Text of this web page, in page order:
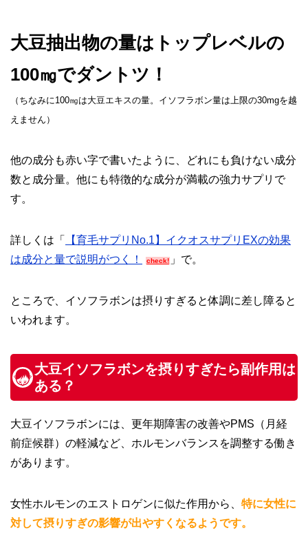
大豆抽出物の量はトップレベルの
100㎎でダントツ！
（ちなみに100㎎は大豆エキスの量。イソフラボン量は上限の30mgを越
えません）
他の成分も赤い字で書いたように、どれにも負けない成分
数と成分量。他にも特徴的な成分が満載の強力サプリで
す。
詳しくは「
【育毛サプリNo.1】イクオスサプリEXの効果
は成分と量で説明がつく！
check! 」で。
ところで、イソフラボンは摂りすぎると体調に差し障ると
いわれます。
大豆イソフラボンを摂りすぎたら副作用は
ある？
大豆イソフラボンには、更年期障害の改善やPMS（月経
前症候群）の軽減など、ホルモンバランスを調整する働き
があります。
女性ホルモンのエストロゲンに似た作用から、 特に女性に
対して摂りすぎの影響が出やすくなるようです。